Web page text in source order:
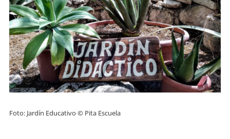
Foto: Jardín Educativo © Pita Escuela